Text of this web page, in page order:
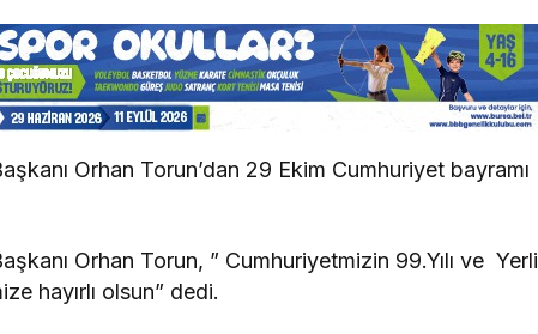
Orhan Torun’dan 29 Ekim Cumhuriyet bayramı
Orhan Torun, ” Cumhuriyetmizin 99.Yılı ve Yerli
hayırlı olsun” dedi.